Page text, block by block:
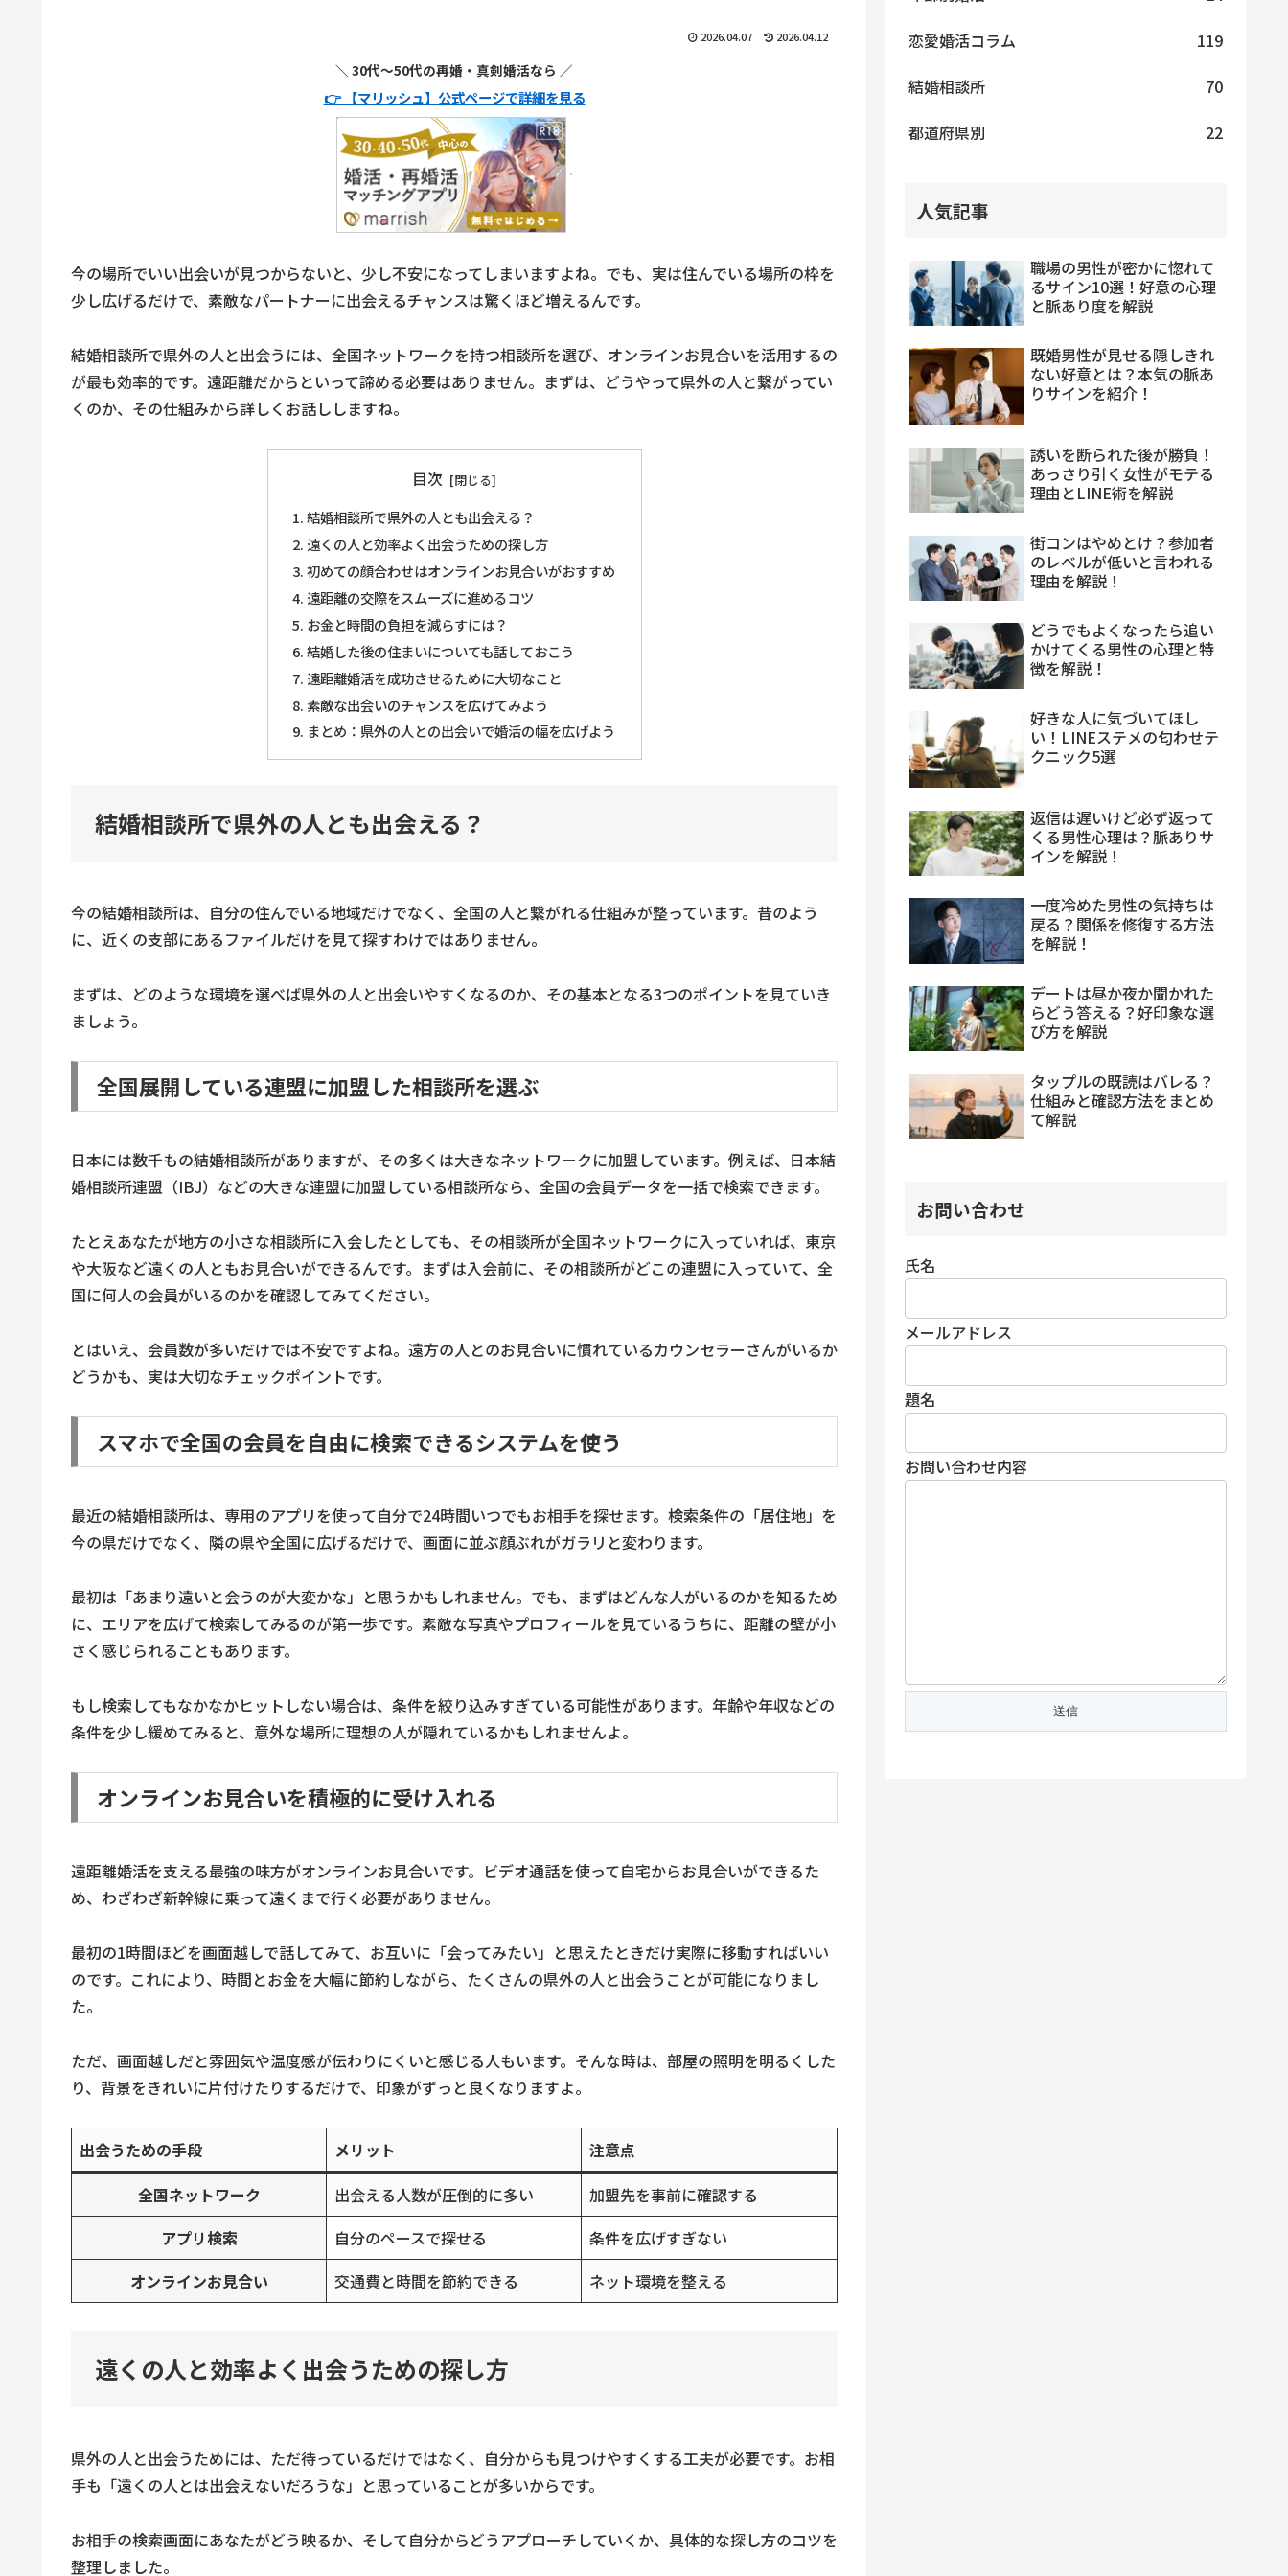
2026.04.07 2026.04.12
＼ 30代〜50代の再婚・真剣婚活なら ／
👉 【マリッシュ】公式ページで詳細を見る
今の場所でいい出会いが見つからないと、少し不安になってしまいますよね。でも、実は住んでいる場所の枠を
少し広げるだけで、素敵なパートナーに出会えるチャンスは驚くほど増えるんです。
結婚相談所で県外の人と出会うには、全国ネットワークを持つ相談所を選び、オンラインお見合いを活用するの
が最も効率的です。遠距離だからといって諦める必要はありません。まずは、どうやって県外の人と繋がってい
くのか、その仕組みから詳しくお話ししますね。
目次
結婚相談所で県外の人とも出会える？
遠くの人と効率よく出会うための探し方
初めての顔合わせはオンラインお見合いがおすすめ
遠距離の交際をスムーズに進めるコツ
お金と時間の負担を減らすには？
結婚した後の住まいについても話しておこう
遠距離婚活を成功させるために大切なこと
素敵な出会いのチャンスを広げてみよう
まとめ：県外の人との出会いで婚活の幅を広げよう
結婚相談所で県外の人とも出会える？
今の結婚相談所は、自分の住んでいる地域だけでなく、全国の人と繋がれる仕組みが整っています。昔のよう
に、近くの支部にあるファイルだけを見て探すわけではありません。
まずは、どのような環境を選べば県外の人と出会いやすくなるのか、その基本となる3つのポイントを見ていき
ましょう。
全国展開している連盟に加盟した相談所を選ぶ
日本には数千もの結婚相談所がありますが、その多くは大きなネットワークに加盟しています。例えば、日本結
婚相談所連盟（IBJ）などの大きな連盟に加盟している相談所なら、全国の会員データを一括で検索できます。
たとえあなたが地方の小さな相談所に入会したとしても、その相談所が全国ネットワークに入っていれば、東京
や大阪など遠くの人ともお見合いができるんです。まずは入会前に、その相談所がどこの連盟に入っていて、全
国に何人の会員がいるのかを確認してみてください。
とはいえ、会員数が多いだけでは不安ですよね。遠方の人とのお見合いに慣れているカウンセラーさんがいるか
どうかも、実は大切なチェックポイントです。
スマホで全国の会員を自由に検索できるシステムを使う
最近の結婚相談所は、専用のアプリを使って自分で24時間いつでもお相手を探せます。検索条件の「居住地」を
今の県だけでなく、隣の県や全国に広げるだけで、画面に並ぶ顔ぶれがガラリと変わります。
最初は「あまり遠いと会うのが大変かな」と思うかもしれません。でも、まずはどんな人がいるのかを知るため
に、エリアを広げて検索してみるのが第一歩です。素敵な写真やプロフィールを見ているうちに、距離の壁が小
さく感じられることもあります。
もし検索してもなかなかヒットしない場合は、条件を絞り込みすぎている可能性があります。年齢や年収などの
条件を少し緩めてみると、意外な場所に理想の人が隠れているかもしれませんよ。
オンラインお見合いを積極的に受け入れる
遠距離婚活を支える最強の味方がオンラインお見合いです。ビデオ通話を使って自宅からお見合いができるた
め、わざわざ新幹線に乗って遠くまで行く必要がありません。
最初の1時間ほどを画面越しで話してみて、お互いに「会ってみたい」と思えたときだけ実際に移動すればいい
のです。これにより、時間とお金を大幅に節約しながら、たくさんの県外の人と出会うことが可能になりまし
た。
ただ、画面越しだと雰囲気や温度感が伝わりにくいと感じる人もいます。そんな時は、部屋の照明を明るくした
り、背景をきれいに片付けたりするだけで、印象がずっと良くなりますよ。
出会うための手段 メリット
注意点
全国ネットワーク
出会える人数が圧倒的に多い
加盟先を事前に確認する
アプリ検索
自分のペースで探せる
条件を広げすぎない
オンラインお見合い
交通費と時間を節約できる ネット環境を整える
遠くの人と効率よく出会うための探し方
県外の人と出会うためには、ただ待っているだけではなく、自分からも見つけやすくする工夫が必要です。お相
手も「遠くの人とは出会えないだろうな」と思っていることが多いからです。
お相手の検索画面にあなたがどう映るか、そして自分からどうアプローチしていくか、具体的な探し方のコツを
整理しました。
恋愛婚活コラム
119
結婚相談所
70
都道府県別
22
人気記事
職場の男性が密かに惚れて
るサイン10選！好意の心理
と脈あり度を解説
既婚男性が見せる隠しきれ
ない好意とは？本気の脈あ
りサインを紹介！
誘いを断られた後が勝負！
あっさり引く女性がモテる
理由とLINE術を解説
街コンはやめとけ？参加者
のレベルが低いと言われる
理由を解説！
どうでもよくなったら追い
かけてくる男性の心理と特
徴を解説！
好きな人に気づいてほし
い！LINEステメの匂わせテ
クニック5選
返信は遅いけど必ず返って
くる男性心理は？脈ありサ
インを解説！
一度冷めた男性の気持ちは
戻る？関係を修復する方法
を解説！
デートは昼か夜か聞かれた
らどう答える？好印象な選
び方を解説
タップルの既読はバレる？
仕組みと確認方法をまとめ
て解説
お問い合わせ
氏名
メールアドレス
題名
お問い合わせ内容